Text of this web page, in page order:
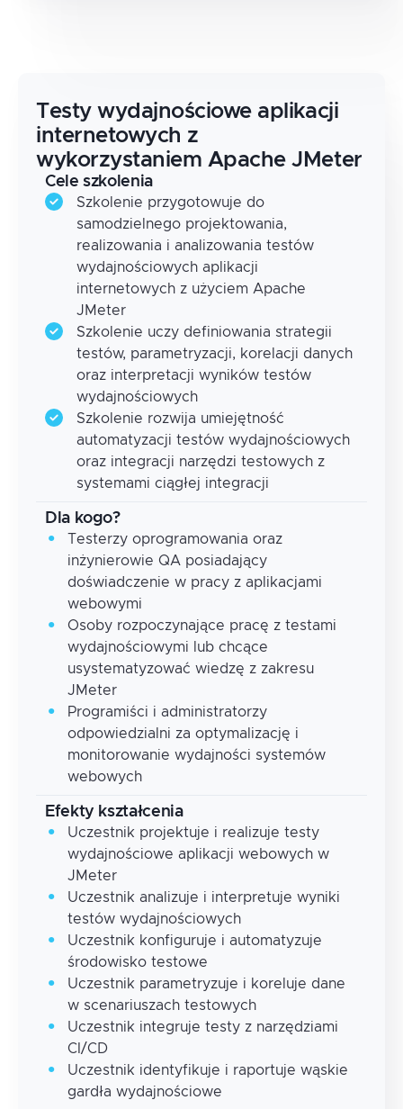
Testy wydajnościowe aplikacji
internetowych z
wykorzystaniem Apache JMeter
Cele szkolenia
Szkolenie przygotowuje do
samodzielnego projektowania,
realizowania i analizowania testów
wydajnościowych aplikacji
internetowych z użyciem Apache
JMeter
Szkolenie uczy definiowania strategii
testów, parametryzacji, korelacji danych
oraz interpretacji wyników testów
wydajnościowych
Szkolenie rozwija umiejętność
automatyzacji testów wydajnościowych
oraz integracji narzędzi testowych z
systemami ciągłej integracji
Dla kogo?
Testerzy oprogramowania oraz
inżynierowie QA posiadający
doświadczenie w pracy z aplikacjami
webowymi
Osoby rozpoczynające pracę z testami
wydajnościowymi lub chcące
usystematyzować wiedzę z zakresu
JMeter
Programiści i administratorzy
odpowiedzialni za optymalizację i
monitorowanie wydajności systemów
webowych
Efekty kształcenia
Uczestnik projektuje i realizuje testy
wydajnościowe aplikacji webowych w
JMeter
Uczestnik analizuje i interpretuje wyniki
testów wydajnościowych
Uczestnik konfiguruje i automatyzuje
środowisko testowe
Uczestnik parametryzuje i koreluje dane
w scenariuszach testowych
Uczestnik integruje testy z narzędziami
CI/CD
Uczestnik identyfikuje i raportuje wąskie
gardła wydajnościowe